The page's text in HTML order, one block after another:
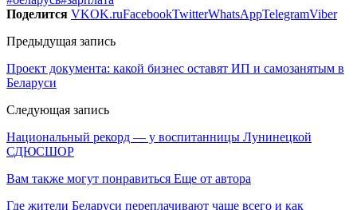
Поделится VKOK.ruFacebookTwitterWhatsAppTelegramViber
Предыдущая запись
Проект документа: какой бизнес оставят ИП и самозанятым в
Беларуси
Следующая запись
Национальный рекорд — у воспитанницы Лунинецкой
СДЮСШОР
Вам также могут понравиться Еще от автора
Где жители Беларуси переплачивают чаще всего и как